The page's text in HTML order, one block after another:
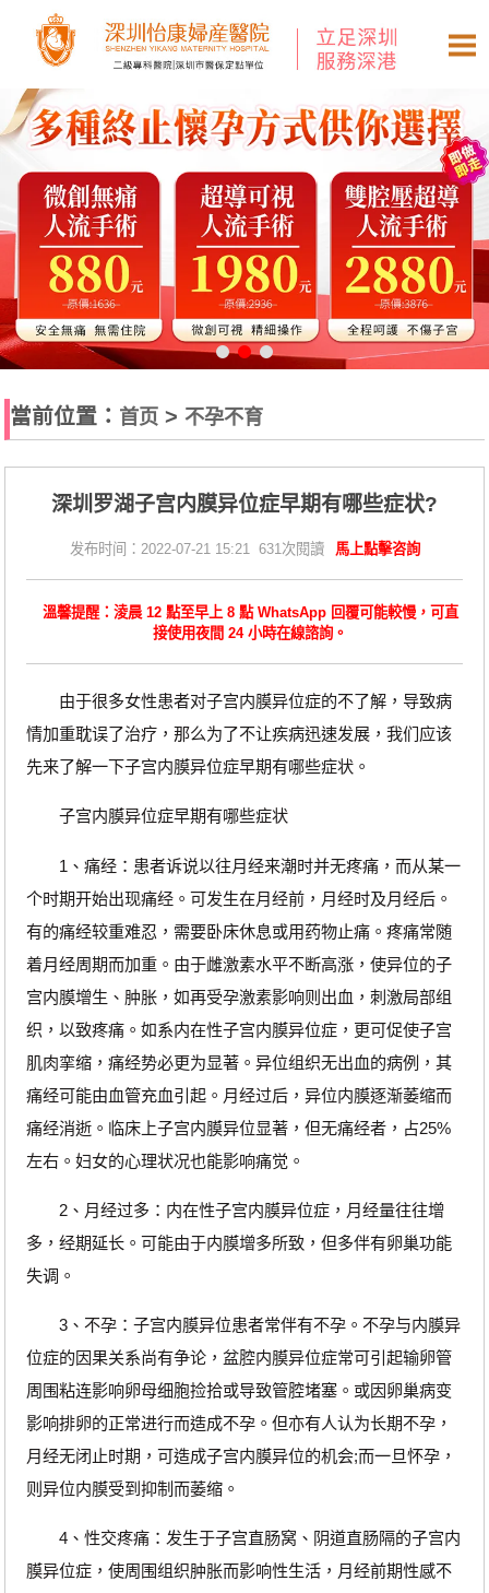
當前位置： 首页 > 不孕不育
深圳罗湖子宫内膜异位症早期有哪些症状?
发布时间：2022-07-21 15:21 631次閱讀 馬上點擊咨詢
溫馨提醒：淩晨 12 點至早上 8 點 WhatsApp 回覆可能較慢，可直
接使用夜間 24 小時在線諮詢。
由于很多女性患者对子宫内膜异位症的不了解，导致病
情加重耽误了治疗，那么为了不让疾病迅速发展，我们应该
先来了解一下子宫内膜异位症早期有哪些症状。
子宫内膜异位症早期有哪些症状
1、痛经：患者诉说以往月经来潮时并无疼痛，而从某一
个时期开始出现痛经。可发生在月经前，月经时及月经后。
有的痛经较重难忍，需要卧床休息或用药物止痛。疼痛常随
着月经周期而加重。由于雌激素水平不断高涨，使异位的子
宫内膜增生、肿胀，如再受孕激素影响则出血，刺激局部组
织，以致疼痛。如系内在性子宫内膜异位症，更可促使子宫
肌肉挛缩，痛经势必更为显著。异位组织无出血的病例，其
痛经可能由血管充血引起。月经过后，异位内膜逐渐萎缩而
痛经消逝。临床上子宫内膜异位显著，但无痛经者，占25%
左右。妇女的心理状况也能影响痛觉。
2、月经过多：内在性子宫内膜异位症，月经量往往增
多，经期延长。可能由于内膜增多所致，但多伴有卵巢功能
失调。
3、不孕：子宫内膜异位患者常伴有不孕。不孕与内膜异
位症的因果关系尚有争论，盆腔内膜异位症常可引起输卵管
周围粘连影响卵母细胞捡拾或导致管腔堵塞。或因卵巢病变
影响排卵的正常进行而造成不孕。但亦有人认为长期不孕，
月经无闭止时期，可造成子宫内膜异位的机会;而一旦怀孕，
则异位内膜受到抑制而萎缩。
4、性交疼痛：发生于子宫直肠窝、阴道直肠隔的子宫内
膜异位症，使周围组织肿胀而影响性生活，月经前期性感不